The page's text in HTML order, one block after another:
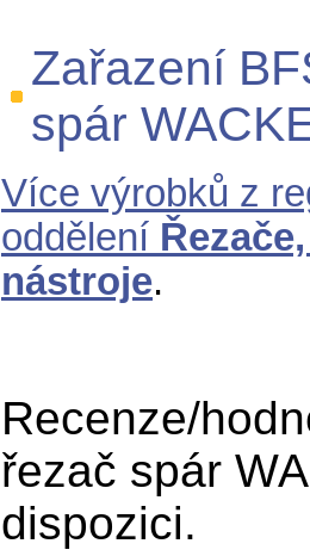
Zařazení
spár
Více výrobků z
oddělení
nástroje.
Recenze/
řezač spár
dispozici.